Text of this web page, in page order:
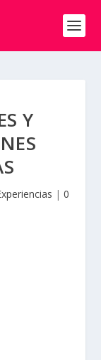
Y
| 0